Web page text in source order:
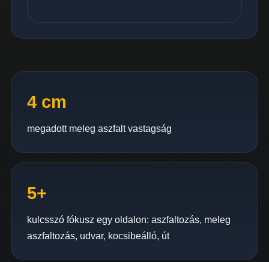
4 cm
megadott meleg aszfalt vastagság
5+
kulcsszó fókusz egy oldalon: aszfaltozás, meleg
aszfaltozás, udvar, kocsibeálló, út